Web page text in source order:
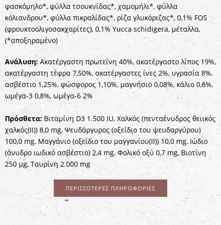
φασκόμηλο*, φύλλα τσουκνίδας*, χαμομήλι*, φύλλα
κόλιανδρου*, φύλλα πικραλίδας*, ρίζα γλυκόριζας*, 0,1% FOS
(φρουκτοολιγοσακχαρίτες), 0,1% Yucca schidigera, μέταλλα,
(*αποξηραμένο)
Ανάλυση: Ακατέργαστη πρωτεΐνη 40%, ακατέργαστο λίπος 19%,
ακατέργαστη τέφρα 7,50%, ακατέργαστες ίνες 2%, υγρασία 8%,
ασβέστιο 1,25%, φώσφορος 1,10%, μαγνήσιο 0,08%, κάλιο 0,6%,
ωμέγα-3 0,8%, ωμέγα-6 2%
Πρόσθετα: Βιταμίνη D3 1.500 IU, Χαλκός (πενταένυδρος θειικός
χαλκός(II)) 8,0 mg, Ψευδάργυρος (οξείδιο του ψευδαργύρου)
100,0 mg, Μαγγάνιο (οξείδιο του μαγγανίου(II)) 10,0 mg, Ιώδιο
(άνυδρο ιωδικό ασβέστιο) 2,4 mg, Φολικό οξύ 0,7 mg, Βιοτίνη
250 μg, Ταυρίνη 2.000 mg
ΠΕΡΙΣΣΌΤΕΡΕΣ ΠΛΗΡΟΦΟΡΊΕΣ